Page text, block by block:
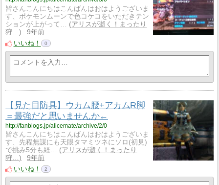
皆さんこんにちはこんばんはおはようございま
す、ポケモンムーンで色コケコをいただきテン
ションが上がって…
アリスが逝く！まったり
狩…
9年前
いいね！
0
【見た目防具】ウカム腰+アカムR脚
＝最強だと思いませんか←
http://fanblogs.jp/alicemate/archive/2/0
皆さんこんにちはこんばんはおはようございま
す、先程無謀にも天眼タマミツネにソロ(初見)
で挑み5分も経…
アリスが逝く！まったり
狩…
9年前
いいね！
2